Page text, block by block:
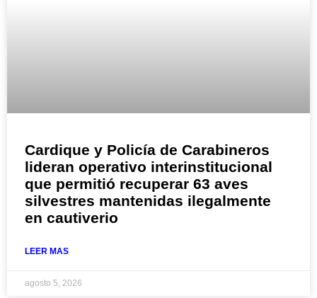
Cardique y Policía de Carabineros
lideran operativo interinstitucional
que permitió recuperar 63 aves
silvestres mantenidas ilegalmente
en cautiverio
LEER MAS
agosto 5, 2026